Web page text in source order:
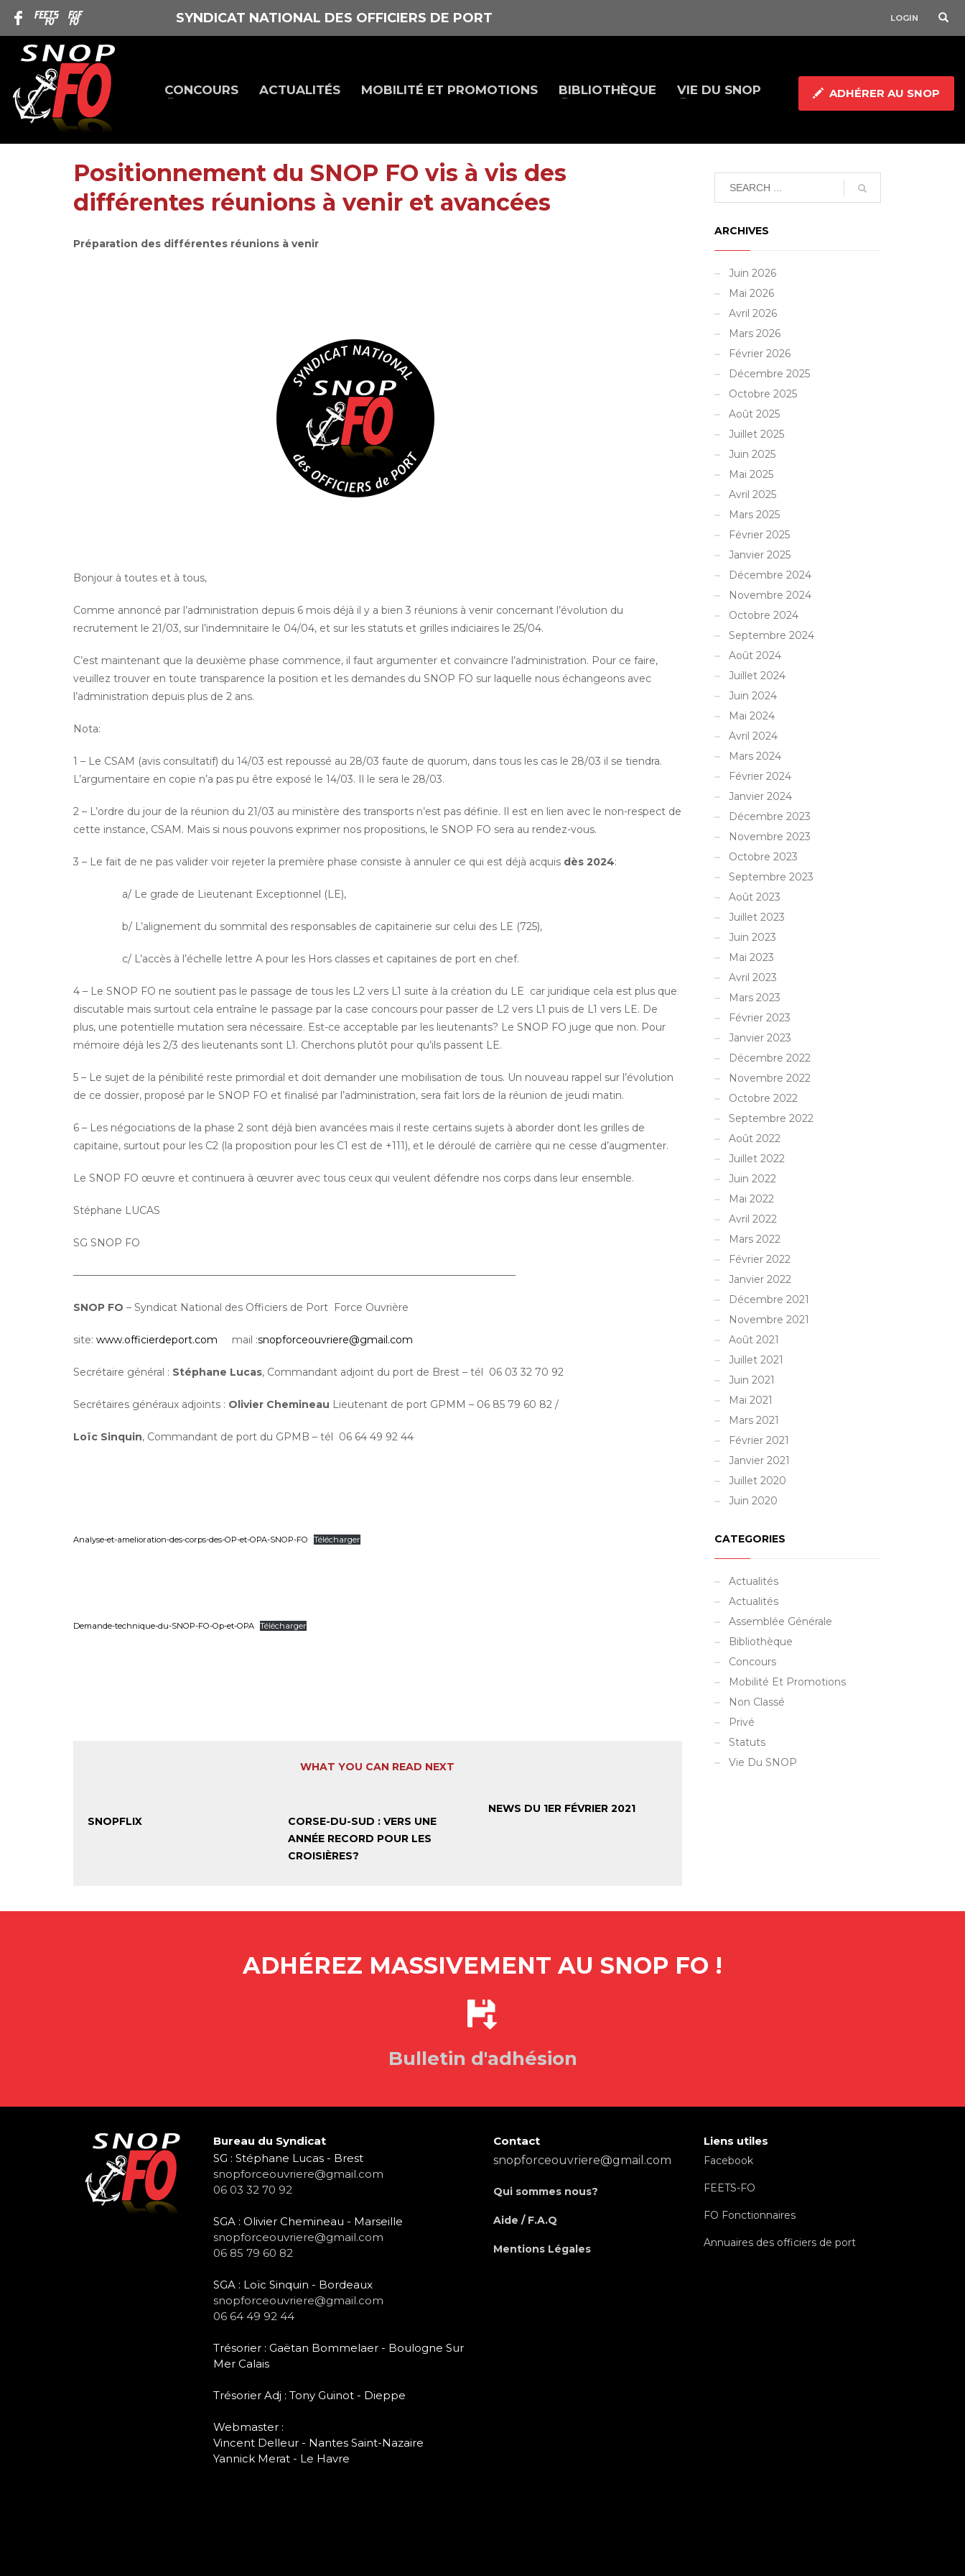
SYNDICAT NATIONAL DES OFFICIERS DE PORT LOGIN
CONCOURS ACTUALITÉS MOBILITÉ ET PROMOTIONS BIBLIOTHÈQUE VIE DU SNOP ADHÉRER AU SNOP
Positionnement du SNOP FO vis à vis des
différentes réunions à venir et avancées
Préparation des différentes réunions à venir
Bonjour à toutes et à tous,
Comme annoncé par l’administration depuis 6 mois déjà il y a bien 3 réunions à venir concernant l’évolution du
recrutement le 21/03, sur l’indemnitaire le 04/04, et sur les statuts et grilles indiciaires le 25/04.
C’est maintenant que la deuxième phase commence, il faut argumenter et convaincre l’administration. Pour ce faire,
veuillez trouver en toute transparence la position et les demandes du SNOP FO sur laquelle nous échangeons avec
l’administration depuis plus de 2 ans.
Nota:
1 – Le CSAM (avis consultatif) du 14/03 est repoussé au 28/03 faute de quorum, dans tous les cas le 28/03 il se tiendra.
L’argumentaire en copie n’a pas pu être exposé le 14/03. Il le sera le 28/03.
2 – L’ordre du jour de la réunion du 21/03 au ministère des transports n’est pas définie. Il est en lien avec le non-respect de
cette instance, CSAM. Mais si nous pouvons exprimer nos propositions, le SNOP FO sera au rendez-vous.
3 – Le fait de ne pas valider voir rejeter la première phase consiste à annuler ce qui est déjà acquis dès 2024:
a/ Le grade de Lieutenant Exceptionnel (LE),
b/ L’alignement du sommital des responsables de capitainerie sur celui des LE (725),
c/ L’accès à l’échelle lettre A pour les Hors classes et capitaines de port en chef.
4 – Le SNOP FO ne soutient pas le passage de tous les L2 vers L1 suite à la création du LE car juridique cela est plus que
discutable mais surtout cela entraîne le passage par la case concours pour passer de L2 vers L1 puis de L1 vers LE. De
plus, une potentielle mutation sera nécessaire. Est-ce acceptable par les lieutenants? Le SNOP FO juge que non. Pour
mémoire déjà les 2/3 des lieutenants sont L1. Cherchons plutôt pour qu’ils passent LE.
5 – Le sujet de la pénibilité reste primordial et doit demander une mobilisation de tous. Un nouveau rappel sur l’évolution
de ce dossier, proposé par le SNOP FO et finalisé par l’administration, sera fait lors de la réunion de jeudi matin.
6 – Les négociations de la phase 2 sont déjà bien avancées mais il reste certains sujets à aborder dont les grilles de
capitaine, surtout pour les C2 (la proposition pour les C1 est de +111), et le déroulé de carrière qui ne cesse d’augmenter.
Le SNOP FO œuvre et continuera à œuvrer avec tous ceux qui veulent défendre nos corps dans leur ensemble.
Stéphane LUCAS
SG SNOP FO
————————————————————————————————————————————
SNOP FO – Syndicat National des Officiers de Port Force Ouvrière
site: www.officierdeport.com mail :snopforceouvriere@gmail.com
Secrétaire général : Stéphane Lucas, Commandant adjoint du port de Brest – tél 06 03 32 70 92
Secrétaires généraux adjoints : Olivier Chemineau Lieutenant de port GPMM – 06 85 79 60 82 /
Loïc Sinquin, Commandant de port du GPMB – tél 06 64 49 92 44
Analyse-et-amelioration-des-corps-des-OP-et-OPA-SNOP-FO Télécharger
Demande-technique-du-SNOP-FO-Op-et-OPA Télécharger
WHAT YOU CAN READ NEXT
SNOPFLIX
CORSE-DU-SUD : VERS UNE
ANNÉE RECORD POUR LES
CROISIÈRES?
NEWS DU 1ER FÉVRIER 2021
ARCHIVES
Juin 2026
Mai 2026
Avril 2026
Mars 2026
Février 2026
Décembre 2025
Octobre 2025
Août 2025
Juillet 2025
Juin 2025
Mai 2025
Avril 2025
Mars 2025
Février 2025
Janvier 2025
Décembre 2024
Novembre 2024
Octobre 2024
Septembre 2024
Août 2024
Juillet 2024
Juin 2024
Mai 2024
Avril 2024
Mars 2024
Février 2024
Janvier 2024
Décembre 2023
Novembre 2023
Octobre 2023
Septembre 2023
Août 2023
Juillet 2023
Juin 2023
Mai 2023
Avril 2023
Mars 2023
Février 2023
Janvier 2023
Décembre 2022
Novembre 2022
Octobre 2022
Septembre 2022
Août 2022
Juillet 2022
Juin 2022
Mai 2022
Avril 2022
Mars 2022
Février 2022
Janvier 2022
Décembre 2021
Novembre 2021
Août 2021
Juillet 2021
Juin 2021
Mai 2021
Mars 2021
Février 2021
Janvier 2021
Juillet 2020
Juin 2020
CATEGORIES
Actualités
Actualités
Assemblée Générale
Bibliothèque
Concours
Mobilité Et Promotions
Non Classé
Privé
Statuts
Vie Du SNOP
ADHÉREZ MASSIVEMENT AU SNOP FO !
Bulletin d'adhésion
Bureau du Syndicat
SG : Stéphane Lucas - Brest
snopforceouvriere@gmail.com
06 03 32 70 92
SGA : Olivier Chemineau - Marseille
snopforceouvriere@gmail.com
06 85 79 60 82
SGA : Loïc Sinquin - Bordeaux
snopforceouvriere@gmail.com
06 64 49 92 44
Trésorier : Gaëtan Bommelaer - Boulogne Sur
Mer Calais
Trésorier Adj : Tony Guinot - Dieppe
Webmaster :
Vincent Delleur - Nantes Saint-Nazaire
Yannick Merat - Le Havre
Contact
snopforceouvriere@gmail.com
Qui sommes nous?
Aide / F.A.Q
Mentions Légales
Liens utiles
Facebook
FEETS-FO
FO Fonctionnaires
Annuaires des officiers de port